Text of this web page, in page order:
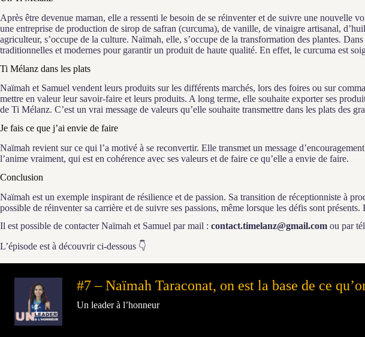
Après être devenue maman, elle a ressenti le besoin de se réinventer et de suivre une nouvelle
une entreprise de production de sirop de safran (curcuma), de vanille, de vinaigre artisanal,
agriculteur, s’occupe de la culture. Naïmah, elle, s’occupe de la transformation des plantes.
traditionnelles et modernes pour garantir un produit de haute qualité. En effet, le curcuma est
Ti Mélanz dans les plats
Naïmah et Samuel vendent leurs produits sur les différents marchés, lors des foires ou sur
mettre en valeur leur savoir-faire et leurs produits. A long terme, elle souhaite exporter ses
de Ti Mélanz. C’est un vrai message de valeurs qu’elle souhaite transmettre dans les plats des
Je fais ce que j’ai envie de faire
Naïmah revient sur ce qui l’a motivé à se reconvertir. Elle transmet un message
l’anime vraiment, qui est en cohérence avec ses valeurs et de faire ce qu’elle a envie de faire.
Conclusion
Naïmah est un exemple inspirant de résilience et de passion. Sa transition de réceptionniste à
possible de réinventer sa carrière et de suivre ses passions, même lorsque les défis sont
Il est possible de contacter Naïmah et Samuel par mail : contact.timelanz@gmail.com ou par
L’épisode est à découvrir ci-dessous 👇​
#7 – Naïmah Taraconat, on est la base de ce
–
Un leader à l’honneur